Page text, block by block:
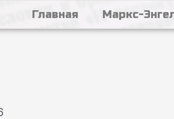
Главная Маркс-